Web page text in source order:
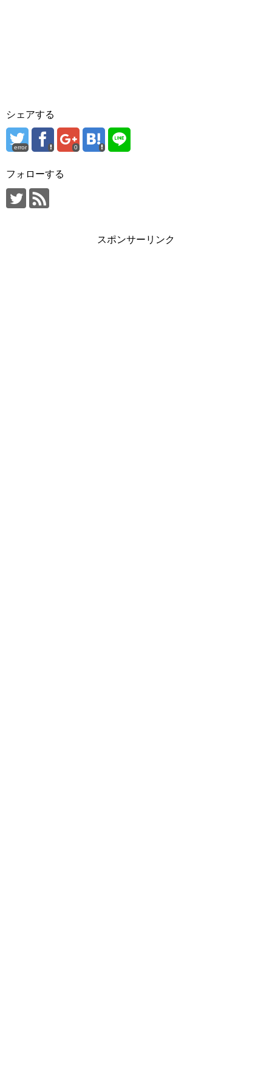
シェアする
error 0
フォローする
スポンサーリンク